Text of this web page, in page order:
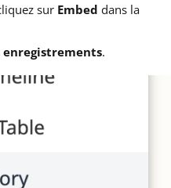
sur Embed dans la
enregistrements.